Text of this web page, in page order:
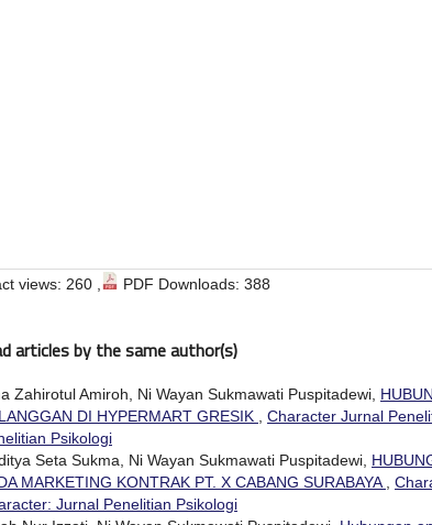
views: 260 , PDF Downloads: 388
articles by the same author(s)
Zahirotul Amiroh, Ni Wayan Sukmawati Puspitadewi,
DI HYPERMART GRESIK , Character Jurnal
Psikologi
Seta Sukma, Ni Wayan Sukmawati Puspitadewi,
MARKETING KONTRAK PT. X CABANG SURABAYA,
Jurnal Penelitian Psikologi